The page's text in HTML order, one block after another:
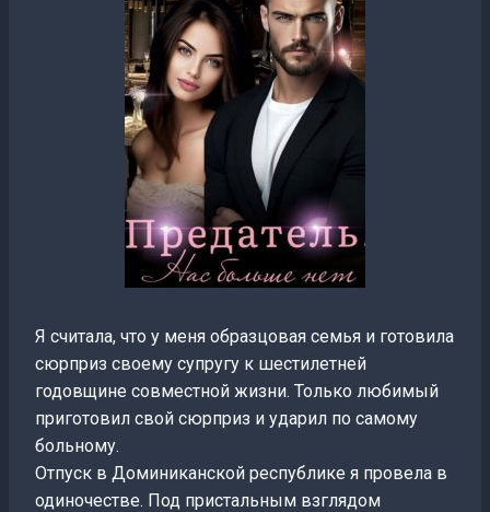
Я считала, что у меня образцовая семья и готовила
сюрприз своему супругу к шестилетней
годовщине совместной жизни. Только любимый
приготовил свой сюрприз и ударил по самому
больному.
Отпуск в Доминиканской республике я провела в
одиночестве. Под пристальным взглядом